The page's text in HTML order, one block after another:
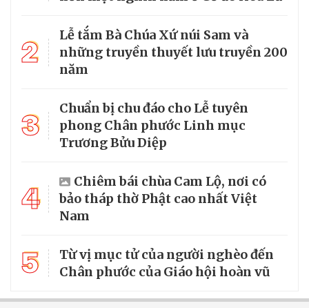
2
Lễ tắm Bà Chúa Xứ núi Sam và
những truyền thuyết lưu truyền 200
năm
3
Chuẩn bị chu đáo cho Lễ tuyên
phong Chân phước Linh mục
Trương Bửu Diệp
4
Chiêm bái chùa Cam Lộ, nơi có
bảo tháp thờ Phật cao nhất Việt
Nam
5
Từ vị mục tử của người nghèo đến
Chân phước của Giáo hội hoàn vũ